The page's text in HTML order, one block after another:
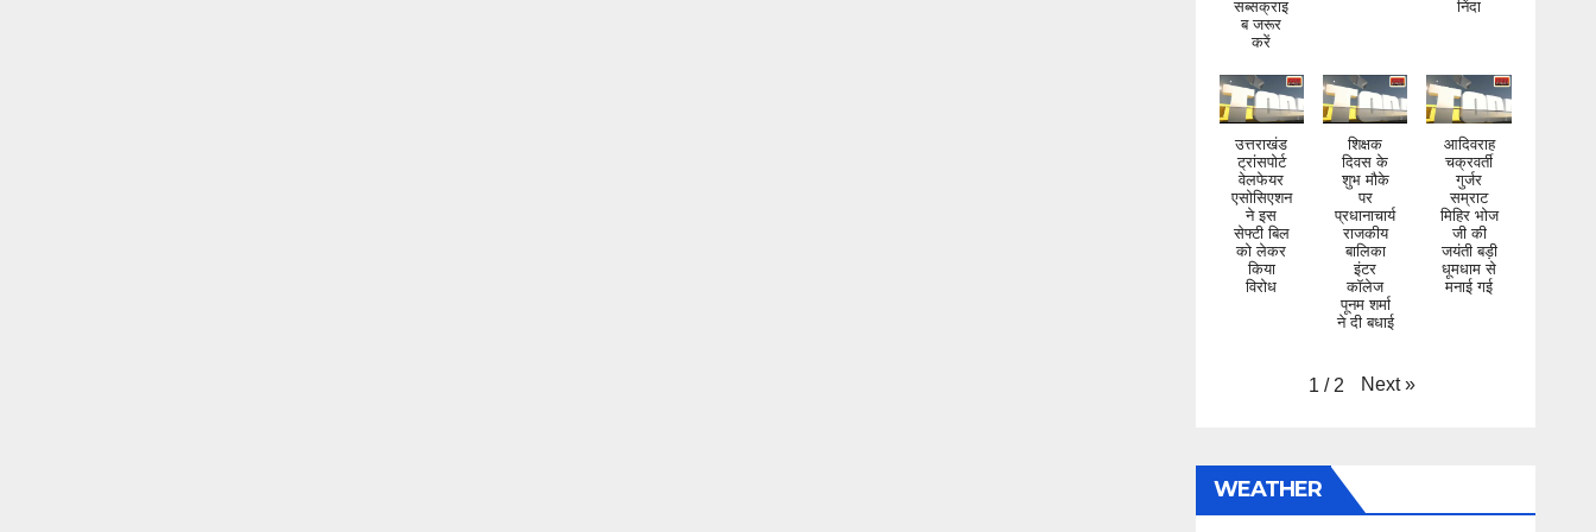
करें
उत्तराखंड
ट्रांसपोर्ट
वेलफेयर
एसोसिएशन
ने इस
सेफ्टी बिल
को लेकर
किया
विरोध
शिक्षक
दिवस के
शुभ मौके
पर
प्रधानाचार्य
राजकीय
बालिका
इंटर
कॉलेज
पूनम शर्मा
ने दी बधाई
आदिवराह
चक्रवर्ती
गुर्जर
सम्राट
मिहिर भोज
जी की
जयंती बड़ी
धूमधाम से
मनाई गई
WEATHER